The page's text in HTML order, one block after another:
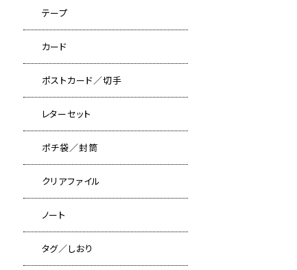
テープ
カード
ポストカード／切手
レターセット
ポチ袋／封筒
クリアファイル
ノート
タグ／しおり